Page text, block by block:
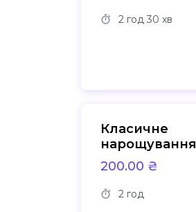
2 год 30 хв
Класичне
нарощування
200.00 ₴
2 год